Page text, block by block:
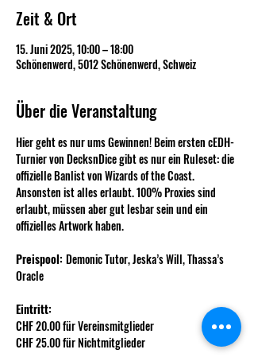
Zeit & Ort
15. Juni 2025, 10:00 – 18:00
Schönenwerd, 5012 Schönenwerd, Schweiz
Über die Veranstaltung
Hier geht es nur ums Gewinnen! Beim ersten cEDH-
Turnier von DecksnDice gibt es nur ein Ruleset: die
offizielle Banlist von Wizards of the Coast.
Ansonsten ist alles erlaubt. 100% Proxies sind
erlaubt, müssen aber gut lesbar sein und ein
offizielles Artwork haben.
Preispool: Demonic Tutor, Jeska’s Will, Thassa’s
Oracle
Eintritt:
CHF 20.00 für Vereinsmitglieder
CHF 25.00 für Nichtmitglieder